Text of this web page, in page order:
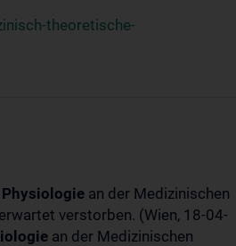
theoretische-
Physiologie an der Medizinischen
verstorben. (Wien, 18-04-
an der Medizinischen